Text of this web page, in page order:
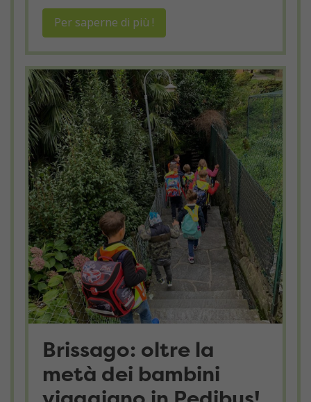
Per saperne di più !
Brissago: oltre la
metà dei bambini